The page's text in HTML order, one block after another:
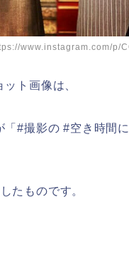
www.instagram.com/p/
ト画像は、
「#撮影の #空き時間
たものです。